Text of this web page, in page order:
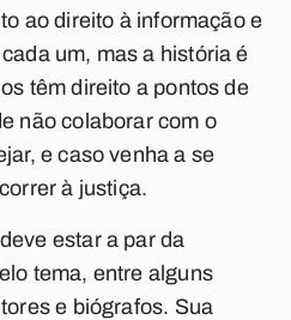
ao direito à informação e
um, mas a história é
têm direito a pontos de
não colaborar com o
e caso venha a se
à justiça.
estar a par da
tema, entre alguns
e biógrafos. Sua